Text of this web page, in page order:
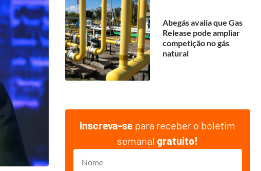
Abegás avalia que Gas
Release pode ampliar
competição no gás
natural
Inscreva-se para receber o boletim
semanalgratuito!